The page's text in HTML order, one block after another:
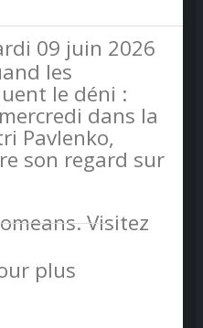
09 juin 2026
les
le déni :
dans la
Pavlenko,
son regard sur
Visitez
de-
plus